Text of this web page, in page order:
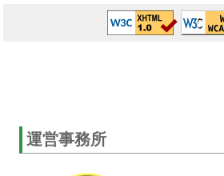
運営事務所